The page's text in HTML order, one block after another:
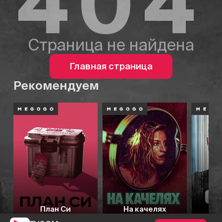
Страница не найдена
Главная страница
Рекомендуем
План Си На качелях